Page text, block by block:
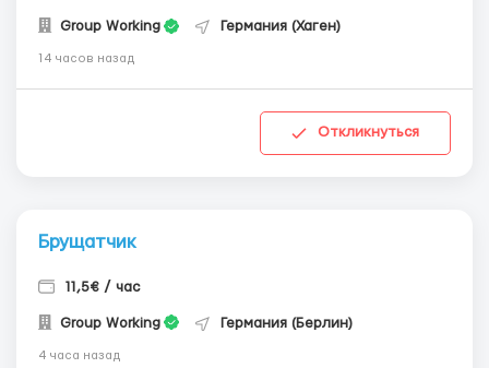
Group Working Германия (Хаген)
14 часов назад
Откликнуться
Брущатчик
11,5€ / час
Group Working Германия (Берлин)
4 часа назад